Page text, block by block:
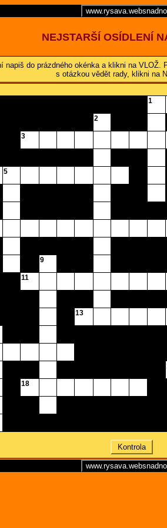
NEJSTARŠÍ OSÍDLENÍ
do prázdného okénka a klikni na
s otázkou vědět rady, klikni na
1
2
3
5
9
11
13
18
Kontrola